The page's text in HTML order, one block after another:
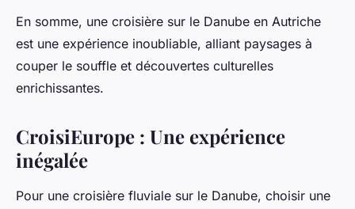
En somme, une croisière sur le Danube en Autriche
est une expérience inoubliable, alliant paysages à
couper le souffle et découvertes culturelles
enrichissantes.
CroisiEurope : Une expérience
inégalée
Pour une croisière fluviale sur le Danube, choisir une